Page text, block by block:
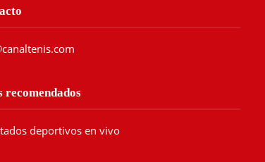
recomendados
deportivos en vivo